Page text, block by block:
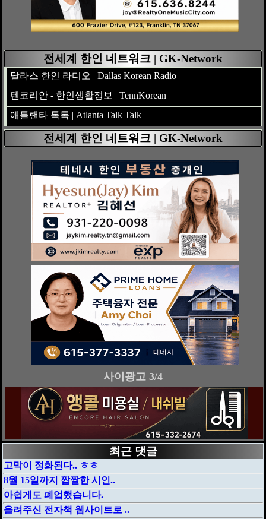
전세계 한인 네트워크 | GK-Network
달라스 한인 라디오 | Dallas Korean Radio
텐코리안 - 한인생활정보 | TennKorean
애틀랜타 톡톡 | Atlanta Talk Talk
전세계 한인 네트워크 | GK-Network
사이광고 4/4
최근 댓글
고막이 정화된다.. ㅎㅎ
8월 15일까지 짭짤한 시인..
아쉽게도 폐업했습니다.
올려주신 전자책 웹사이트로 ..